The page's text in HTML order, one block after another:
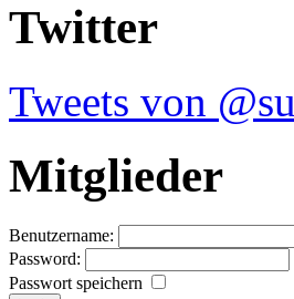
Twitter
Tweets von
Mitglieder
Benutzername:
Password:
Passwort speichern